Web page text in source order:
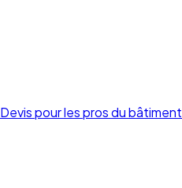
Devis pour les pros du bâtiment